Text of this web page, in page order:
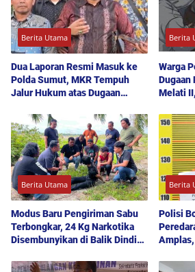
Berita Utama
Dua Laporan Resmi Masuk ke
Polda Sumut, MKR Tempuh
Jalur Hukum atas Dugaan
Baik
Berita
Warga
Dugaan
Melati
Berita Utama
Modus Baru Pengiriman Sabu
Terbongkar, 24 Kg Narkotika
Disembunyikan di Balik Dinding
Berita
Polisi
Barang